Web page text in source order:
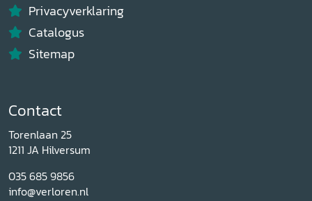
Privacyverklaring
Catalogus
Sitemap
Contact
Torenlaan 25
1211 JA Hilversum
035 685 9856
info@verloren.nl